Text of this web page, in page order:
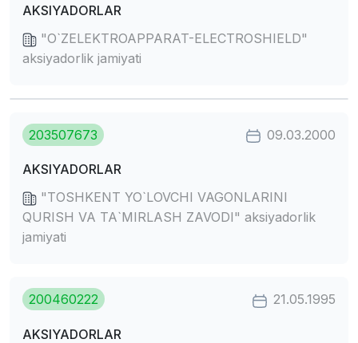
AKSIYADORLAR
"O`ZELEKTROAPPARAT-ELECTROSHIELD"
aksiyadorlik jamiyati
203507673 09.03.2000
AKSIYADORLAR
"TOSHKENT YO`LOVCHI VAGONLARINI
QURISH VA TA`MIRLASH ZAVODI" aksiyadorlik
jamiyati
200460222 21.05.1995
AKSIYADORLAR